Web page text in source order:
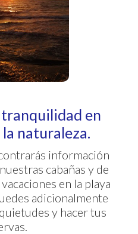
en
naturaleza.
información
cabañas y de
en la playa
adicionalmente
y hacer tus